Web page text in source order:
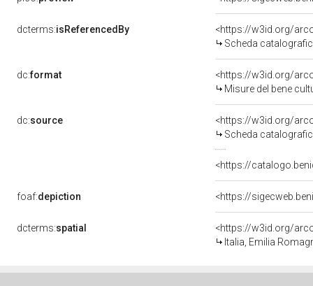
dcterms:isReferencedBy
<https://w3id.org/
Scheda
dc:format
<https://w3id.org/
Misure del bene
dc:source
<https://w3id.org/
Scheda
<https://
foaf:depiction <https://
dcterms:spatial
<https://w3id.org/
Italia, Emilia